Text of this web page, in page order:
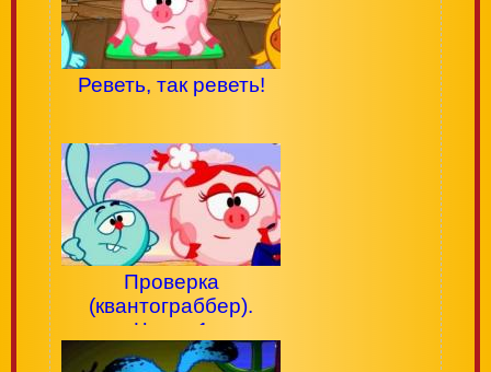
Реветь, так реветь!
Проверка
(квантограббер).
Часть 1